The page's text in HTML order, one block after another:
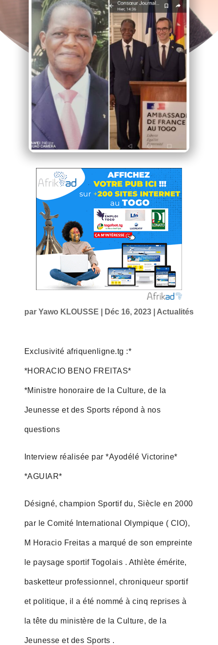
par Yawo KLOUSSE Déc 16, 2023| Actualités
Exclusivité afriquenligne.tg :*
*HORACIO BENO FREITAS*
*Ministre honoraire de la Culture, de la
Jeunesse et des Sports répond à nos
questions
Interview réalisée par *Ayodélé Victorine*
*AGUIAR*
Désigné, champion Sportif du, Siècle en 2000
par le Comité International Olympique ( CIO),
M Horacio Freitas a marqué de son empreinte
le paysage sportif Togolais . Athlète émérite,
basketteur professionnel, chroniqueur sportif
et politique, il a été nommé à cinq reprises à
la tête du ministère de la Culture, de la
Jeunesse et des Sports .